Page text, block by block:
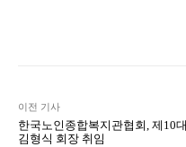
이전 기사
한국노인종합복지관협회, 제10대
김형식 회장 취임